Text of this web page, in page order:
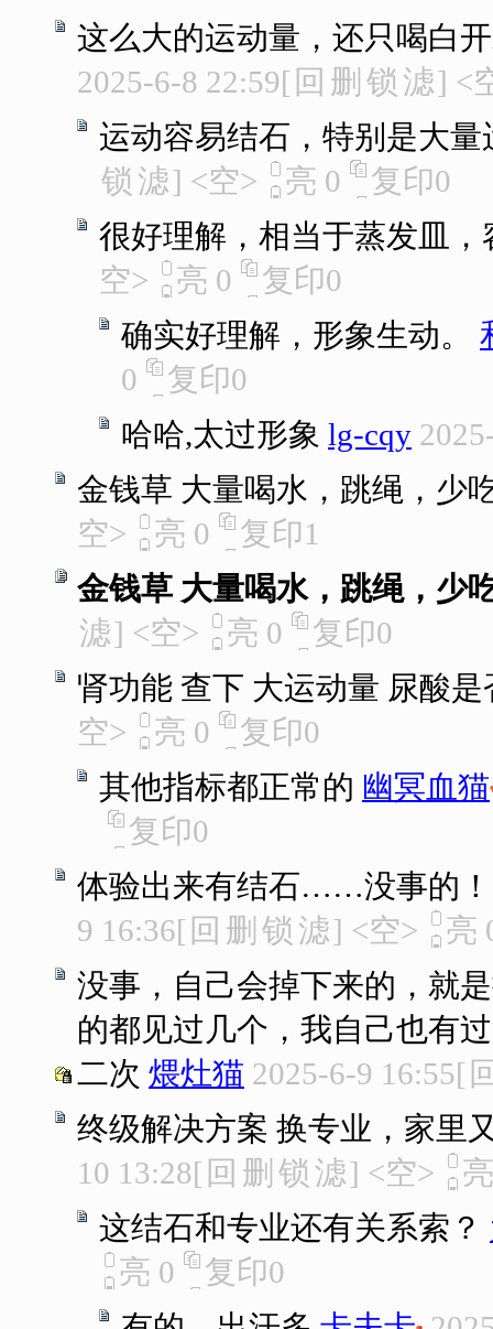
这么大的运动量，还只喝白
2025-6-8 22:59[ 回 删 锁 滤] <
运动容易结石，特别是大
锁 滤] <空> 亮 0 复印0
很好理解，相当于蒸发皿，
空>
亮 0 复印0
确实好理解，形象生动。
0
复印0
哈哈,太过形象 lg-cqy
金钱草 大量喝水，跳绳，少
空>
亮 0 复印1
金钱草 大量喝水，跳绳，少
滤] <空> 亮 0 复印0
肾功能 查下 大运动量 尿酸是
空>
亮 0 复印0
其他指标都正常的 幽冥血猫
复印0
体验出来有结石……没事的！
9 16:36[ 回 删 锁 滤] <空> 亮
没事，自己会掉下来的，就
的都见过几个，我自己也有
二次 煨灶猫 2025-6-9 16:55[
终级解决方案 换专业，家里
10 13:28[ 回 删 锁 滤] <空>
这结石和专业还有关系索？
亮 0 复印0